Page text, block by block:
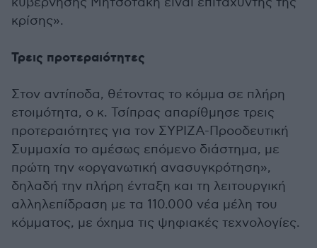
κρίσης».
Τρεις προτεραιότητες
Στον αντίποδα, θέτοντας το κόμμα σε πλήρη
ετοιμότητα, ο κ. Τσίπρας απαρίθμησε τρεις
προτεραιότητες για τον ΣΥΡΙΖΑ-Προοδευτική
Συμμαχία το αμέσως επόμενο διάστημα, με
πρώτη την «οργανωτική ανασυγκρότηση»,
δηλαδή την πλήρη ένταξη και τη λειτουργική
αλληλεπίδραση με τα 110.000 νέα μέλη του
κόμματος, με όχημα τις ψηφιακές τεχνολογίες.